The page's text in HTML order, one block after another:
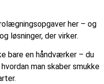
her – og
løsninger, der virker.
bare en håndværker – du
man skaber smukke